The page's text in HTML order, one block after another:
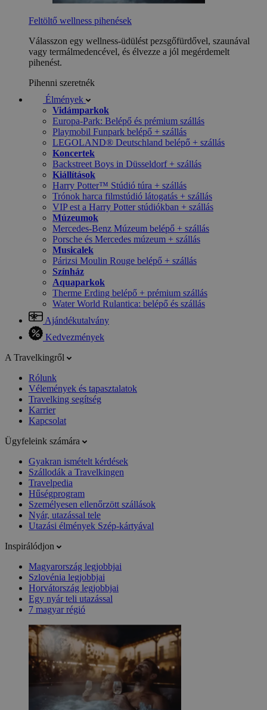
Feltöltő wellness pihenések
Válasszon egy wellness-üdülést pezsgőfürdővel, szaunával
vagy termálmedencével, és élvezze a jól megérdemelt
pihenést.
Pihenni szeretnék
Élmények
Vidámparkok
Europa-Park: Belépő és prémium szállás
Playmobil Funpark belépő + szállás
LEGOLAND® Deutschland belépő + szállás
Koncertek
Backstreet Boys in Düsseldorf + szállás
Kiállítások
Harry Potter™ Stúdió túra + szállás
Trónok harca filmstúdió látogatás + szállás
VIP est a Harry Potter stúdiókban + szállás
Múzeumok
Mercedes-Benz Múzeum belépő + szállás
Porsche és Mercedes múzeum + szállás
Musicalek
Párizsi Moulin Rouge belépő + szállás
Színház
Aquaparkok
Therme Erding belépő + prémium szállás
Water World Rulantica: belépő és szállás
Ajándékutalvány
Kedvezmények
A Travelkingről
Rólunk
Vélemények és tapasztalatok
Travelking segítség
Karrier
Kapcsolat
Ügyfeleink számára
Gyakran ismételt kérdések
Szállodák a Travelkingen
Travelpedia
Hűségprogram
Személyesen ellenőrzött szállások
Nyár, utazással tele
Utazási élmények Szép-kártyával
Inspirálódjon
Magyarország legjobbjai
Szlovénia legjobbjai
Horvátország legjobbjai
Egy nyár teli utazással
7 magyar régió